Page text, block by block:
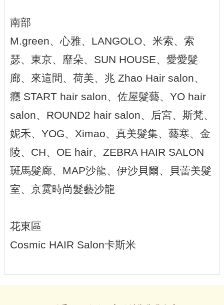
南部
M.green、心雅、LANGOLO、米索、索
瑟、東京、靡朵、SUN HOUSE、愛愛髮
廊、來這間、荷美、兆 Zhao Hair salon、
癮 START hair salon、佐屋髮藝、YO hair
salon、ROUND2 hair salon、后宮、斯梵、
妮禾、YOG、Ximao、真美髮集、藝寒、金
陵、CH、OE hair、ZEBRA HAIR SALON
斑馬髮廊、MAP沙龍、伊沙貝爾、貝蕾美髮
室、京霙時尚髮藝沙龍
花東區
Cosmic HAIR Salon卡斯米